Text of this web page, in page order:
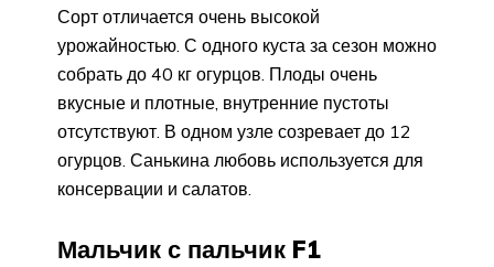
Сорт отличается очень высокой
урожайностью. С одного куста за сезон можно
собрать до 40 кг огурцов. Плоды очень
вкусные и плотные, внутренние пустоты
отсутствуют. В одном узле созревает до 12
огурцов. Санькина любовь используется для
консервации и салатов.
Мальчик с пальчик F1